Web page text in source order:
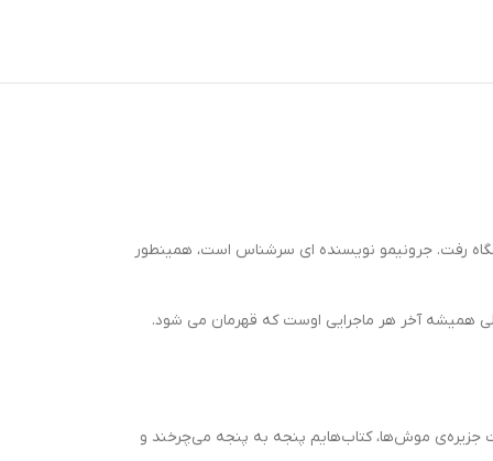
رفت. جرونیمو نویسنده ای سرشناس است، همینطور
همیشه آخر هر ماجرایی اوست که قهرمان می شود.
جزیره‌ی موش‌ها، کتاب‌هایم پنجه به پنجه می‌چرخند و